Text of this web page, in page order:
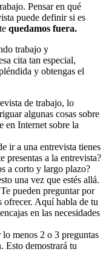
Pensar en qué
puede definir si es
quedamos fuera.
trabajo y
cita tan especial,
y obtengas el
de trabajo, lo
algunas cosas sobre
en Internet sobre la
ir a una entrevista tienes
presentas a la entrevista?
a corto y largo plazo?
una vez que estés allá.
pueden preguntar por
ofrecer. Aquí habla de tu
en las necesidades
menos 2 o 3 preguntas
Esto demostrará tu